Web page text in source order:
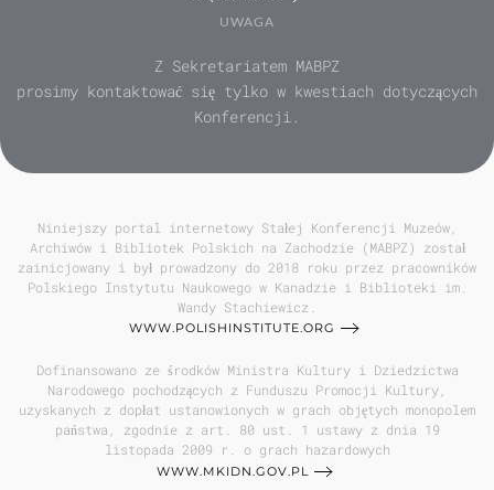
UWAGA
Z Sekretariatem MABPZ
prosimy kontaktować się tylko w kwestiach dotyczących
Konferencji.
Niniejszy portal internetowy Stałej Konferencji Muzeów,
Archiwów i Bibliotek Polskich na Zachodzie (MABPZ) został
zainicjowany i był prowadzony do 2018 roku przez pracowników
Polskiego Instytutu Naukowego w Kanadzie i Biblioteki im.
Wandy Stachiewicz.
WWW.POLISHINSTITUTE.ORG
Dofinansowano ze środków Ministra Kultury i Dziedzictwa
Narodowego pochodzących z Funduszu Promocji Kultury,
uzyskanych z dopłat ustanowionych w grach objętych monopolem
państwa, zgodnie z art. 80 ust. 1 ustawy z dnia 19
listopada 2009 r. o grach hazardowych
WWW.MKIDN.GOV.PL